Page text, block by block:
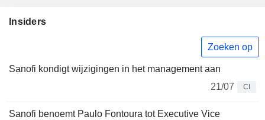
Insiders
Zoeken op
Sanofi kondigt wijzigingen in het management aan
21/07
CI
Sanofi benoemt Paulo Fontoura tot Executive Vice